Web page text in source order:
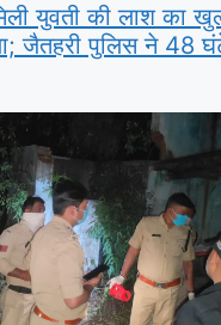
युवती की लाश का
जैतहरी पुलिस ने 48